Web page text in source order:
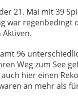
21. Mai mit 39
war regenbedingt
96
Weg zum See
hier einen
an mehr als